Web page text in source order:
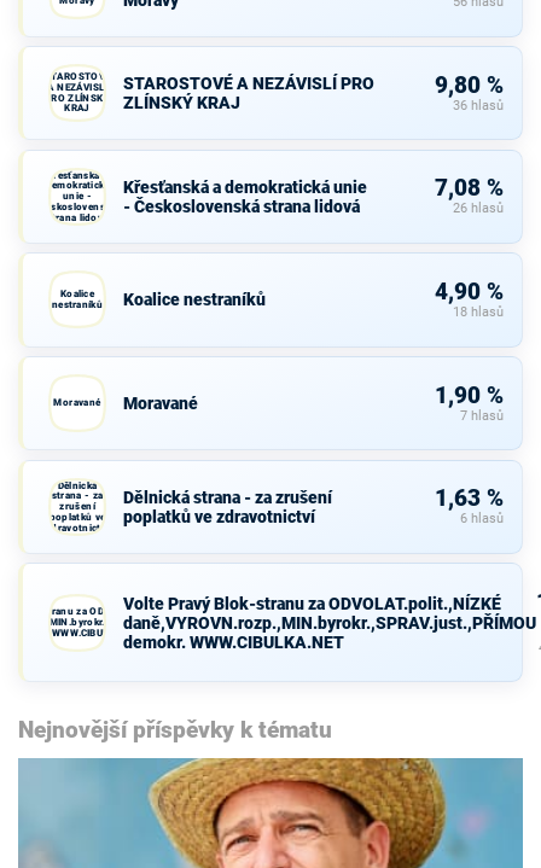
STAROSTOVÉ
A NEZÁVISLÍ
PRO ZLÍNSKÝ
KRAJ
STAROSTOVÉ A NEZÁVISLÍ PRO
ZLÍNSKÝ KRAJ
9,80 %
36 hlasů
Křesťanská a
demokratická
unie -
Československá
strana lidová
Křesťanská a demokratická unie
- Československá strana lidová
7,08 %
26 hlasů
Koalice
nestraníků
Koalice nestraníků 4,90 %
18 hlasů
Moravané Moravané 1,90 %
7 hlasů
Dělnická
strana - za
zrušení
poplatků ve
zdravotnictví
Dělnická strana - za zrušení
poplatků ve zdravotnictví
1,63 %
6 hlasů
Blok-stranu za ODVOLAT.polit.,NÍZKÉ
demokr. WWW.CIBULKA.NET
Volte Pravý Blok-stranu za ODVOLAT.polit.,NÍZKÉ
daně,VYROVN.rozp.,MIN.byrokr.,SPRAV.just.,PŘÍMOU
demokr. WWW.CIBULKA.NET
Nejnovější příspěvky k tématu